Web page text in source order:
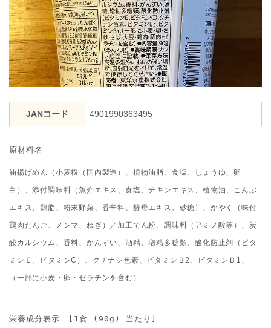
JANコード 4901990363495
原材料名
油揚げめん（小麦粉（国内製造）、植物油脂、食塩、しょうゆ、卵
白）、添付調味料（魚介エキス、食塩、チキンエキス、植物油、こんぶ
エキス、鶏脂、粉末野菜、香辛料、酵母エキス、砂糖）、かやく（味付
鶏肉だんご、メンマ、ねぎ）／加工でん粉、調味料（アミノ酸等）、炭
酸カルシウム、香料、かんすい、酒精、増粘多糖類、酸化防止剤（ビタ
ミンＥ、ビタミンC）、クチナシ色素、ビタミンＢ2、ビタミンＢ1、
（一部に小麦・卵・ゼラチンを含む）
栄養成分表示　[1食 (90g) 当たり]